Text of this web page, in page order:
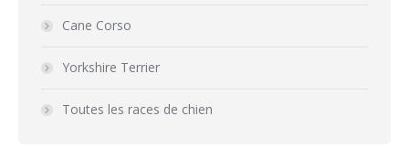
Cane Corso
Yorkshire Terrier
Toutes les races de chien